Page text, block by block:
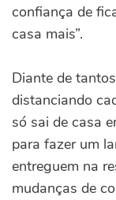
confiança de
casa mais”.
Diante de
distanciando
só sai de casa
para fazer um
entreguem na
mudanças de